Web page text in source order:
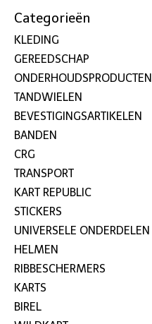
Categorieën
KLEDING
GEREEDSCHAP
ONDERHOUDSPRODUCTEN
TANDWIELEN
BEVESTIGINGSARTIKELEN
BANDEN
CRG
TRANSPORT
KART REPUBLIC
STICKERS
UNIVERSELE ONDERDELEN
HELMEN
RIBBESCHERMERS
KARTS
BIREL